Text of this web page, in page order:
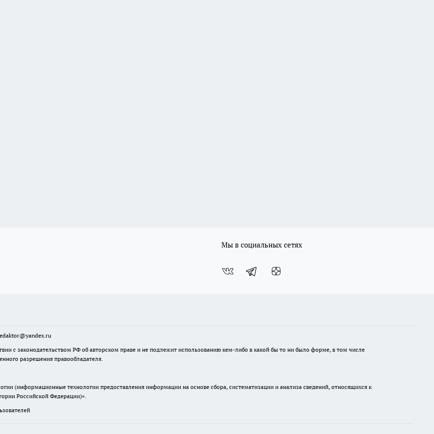
Мы в социальных сетях
с законодательством РФ об авторском праве и не подлежит использованию кем-либо в какой бы то ни было форме, в том числе
разрешения правообладателя.
(информационные технологии предоставления информации на основе сбора, систематизации и анализа сведений, относящихся к
Российской Федерации)».